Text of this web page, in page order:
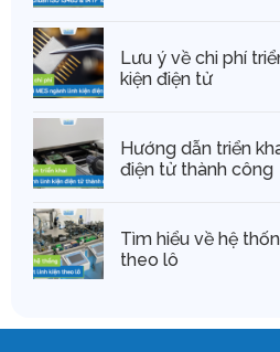
Lưu ý về chi phí
kiện điện tử
Hướng dẫn triển
điện tử thành công
Tìm hiểu về hệ
theo lô